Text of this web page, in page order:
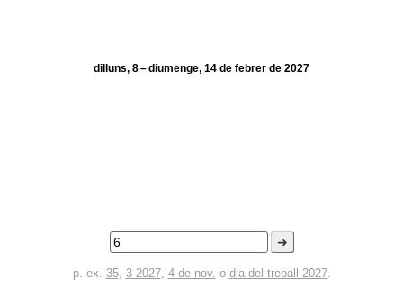
dilluns, 8 – diumenge, 14 de febrer de 2027
➜
p. ex. 35, 3 2027, 4 de nov. o dia del treball 2027.